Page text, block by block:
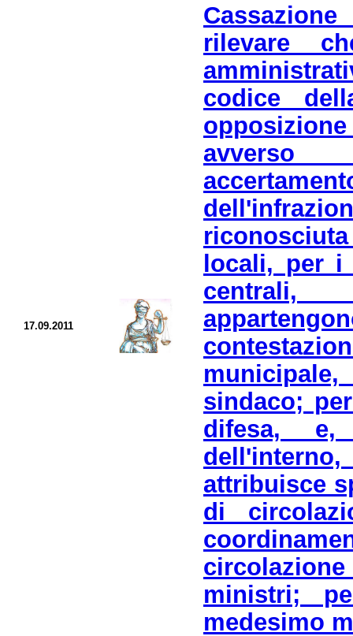
17.09.2011
rilevare
codice
locali, per i
sindaco;
difesa,
attribuisce
di
ministri;
medesimo